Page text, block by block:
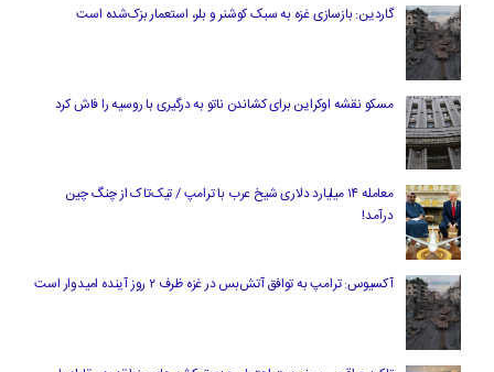
گاردین: بازسازی غزه به سبک کوشنر و بلر، استعمار بزک‌شده است
مسکو نقشه اوکراین برای کشاندن ناتو به درگیری با روسیه را فاش کرد
معامله ۱۴ میلیارد دلاری شیخ عرب با ترامپ / تیک‌تاک از چنگ چین
درآمد!
آکسیوس: ترامپ به توافق آتش‌بس در غزه ظرف ۲ روز آینده امیدوار است